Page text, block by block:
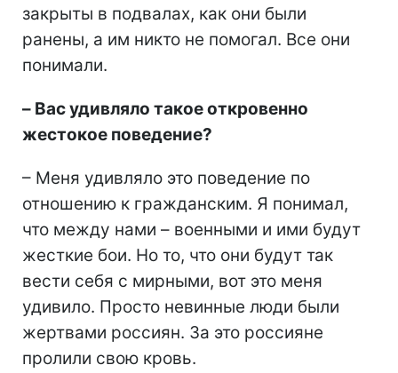
закрыты в подвалах, как они были
ранены, а им никто не помогал. Все они
понимали.
–​​​​​​​ Вас удивляло такое откровенно
жестокое поведение?
– Меня удивляло это поведение по
отношению к гражданским. Я понимал,
что между нами – военными и ими будут
жесткие бои. Но то, что они будут так
вести себя с мирными, вот это меня
удивило. Просто невинные люди были
жертвами россиян. За это россияне
пролили свою кровь.